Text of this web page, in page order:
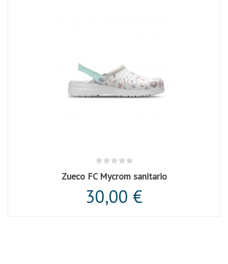
Zueco FC Mycrom sanitario
30,00 €